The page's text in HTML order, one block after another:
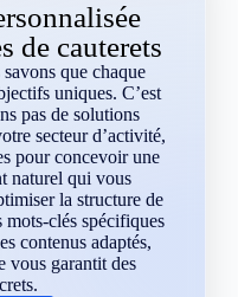
de cauterets
que chaque
uniques. C’est
pas de solutions
secteur d’activité,
pour concevoir une
naturel qui vous
la structure de
clés spécifiques
contenus adaptés,
vous garantit des